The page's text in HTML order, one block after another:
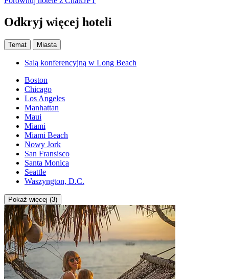
Odkryj więcej hoteli
Temat Miasta
Salą konferencyjną w Long Beach
Boston
Chicago
Los Angeles
Manhattan
Maui
Miami
Miami Beach
Nowy Jork
San Fransisco
Santa Monica
Seattle
Waszyngton, D.C.
Pokaż więcej (3)